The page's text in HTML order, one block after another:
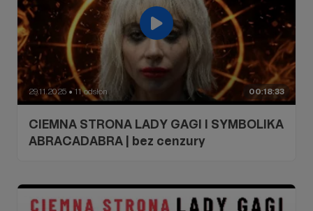
00:18:33
29.11.2025 ● 11 odsłon
CIEMNA STRONA LADY GAGI I SYMBOLIKA
ABRACADABRA | bez cenzury